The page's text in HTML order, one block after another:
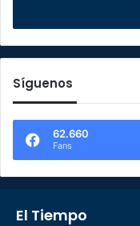
Síguenos
62.660
Fans
El Tiempo